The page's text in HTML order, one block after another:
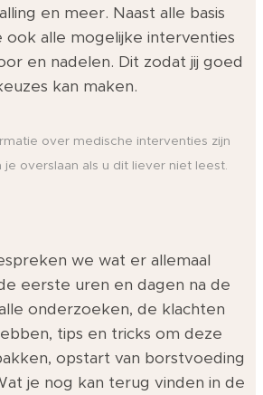
en meer. Naast alle basis
ook alle mogelijke interventies
en nadelen. Dit zodat jij goed
kan maken.
over medische interventies zijn
je overslaan als u dit liever niet leest.
we wat er allemaal
eerste uren en dagen na de
onderzoeken, de klachten
tips en tricks om deze
opstart van borstvoeding
je nog kan terug vinden in de